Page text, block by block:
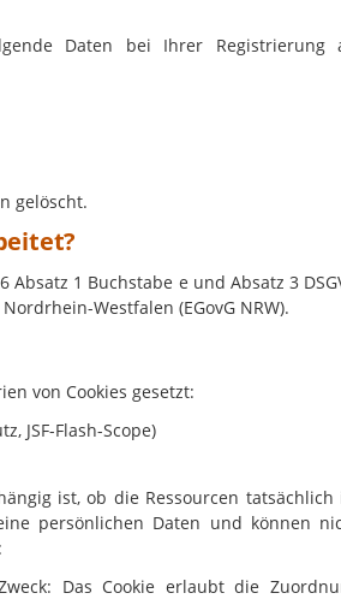
Daten bei Ihrer Registrierung
gelöscht.
1 Buchstabe e und Absatz 3
Westfalen (EGovG NRW).
von Cookies gesetzt:
JSF-Flash-Scope)
ist, ob die Ressourcen tatsächlich
persönlichen Daten und können
Das Cookie erlaubt die